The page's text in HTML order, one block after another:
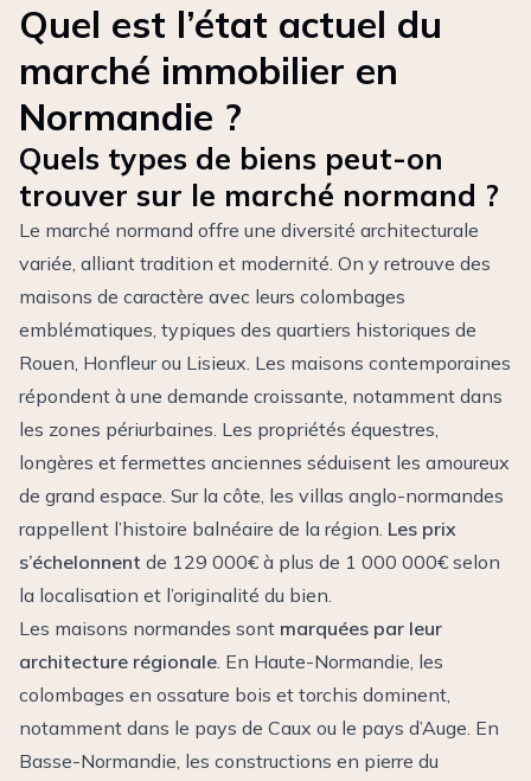
Quel est l’état actuel du
marché immobilier en
Normandie ?
Quels types de biens peut-on
trouver sur le marché normand ?
Le marché normand offre une diversité architecturale
variée, alliant tradition et modernité. On y retrouve des
maisons de caractère avec leurs colombages
emblématiques, typiques des quartiers historiques de
Rouen, Honfleur ou Lisieux. Les maisons contemporaines
répondent à une demande croissante, notamment dans
les zones périurbaines. Les propriétés équestres,
longères et fermettes anciennes séduisent les amoureux
de grand espace. Sur la côte, les villas anglo-normandes
rappellent l’histoire balnéaire de la région. Les prix
s’échelonnent de 129 000€ à plus de 1 000 000€ selon
la localisation et l’originalité du bien.
Les maisons normandes sont marquées par leur
architecture régionale. En Haute-Normandie, les
colombages en ossature bois et torchis dominent,
notamment dans le pays de Caux ou le pays d’Auge. En
Basse-Normandie, les constructions en pierre du